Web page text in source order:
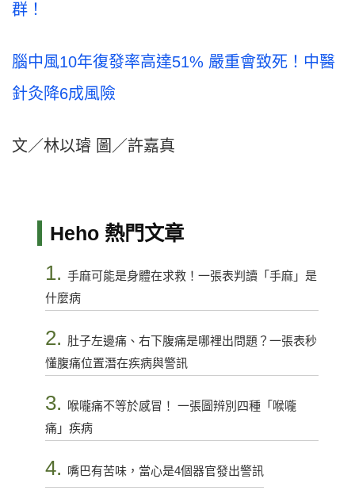
群！
腦中風10年復發率高達51% 嚴重會致死！中醫
針灸降6成風險
文／林以璿 圖／許嘉真
Heho 熱門文章
1. 手麻可能是身體在求救！一張表判讀「手麻」是
什麼病
2. 肚子左邊痛、右下腹痛是哪裡出問題？一張表秒
懂腹痛位置潛在疾病與警訊
3.
喉嚨痛不等於感冒！ 一張圖辨別四種「喉嚨
痛」疾病
4. 嘴巴有苦味，當心是4個器官發出警訊